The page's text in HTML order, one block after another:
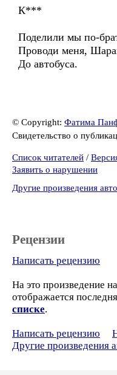
К***
Поделили мы по-
Проводи меня,
До автобуса.
© Copyright: Фатима
Свидетельство о
Список читателей /
Заявить о нарушении
Другие произведения
Рецензии
Написать рецензию
На это произведение
отображается
списке.
Написать рецензию
Другие произведения